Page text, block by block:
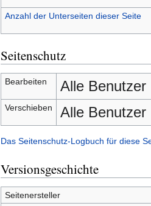
Anzahl der Unterseiten dieser Seite
Seitenschutz
Bearbeiten Alle Benutzer
Verschieben Alle Benutzer
Das Seitenschutz-Logbuch für diese
Versionsgeschichte
Seitenersteller